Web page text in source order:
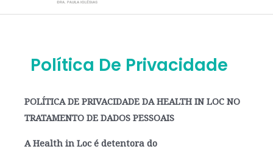
Política De Privacidade
POLÍTICA DE PRIVACIDADE DA HEALTH IN LOC NO
TRATAMENTO DE DADOS PESSOAIS
A Health in Loc é detentora do